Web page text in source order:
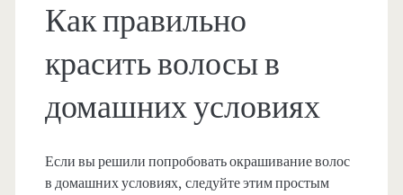
Как правильно
красить волосы в
домашних условиях
Если вы решили попробовать окрашивание волос
в домашних условиях, следуйте этим простым